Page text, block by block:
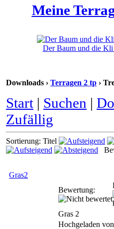
Meine
Der Baum und die Kli
Downloads › Terragen 2 tp ›
Start | Suchen |
Zufällig
Sortierung: Titel
Gras2
Bewertung:
Gras 2
Hochgeladen